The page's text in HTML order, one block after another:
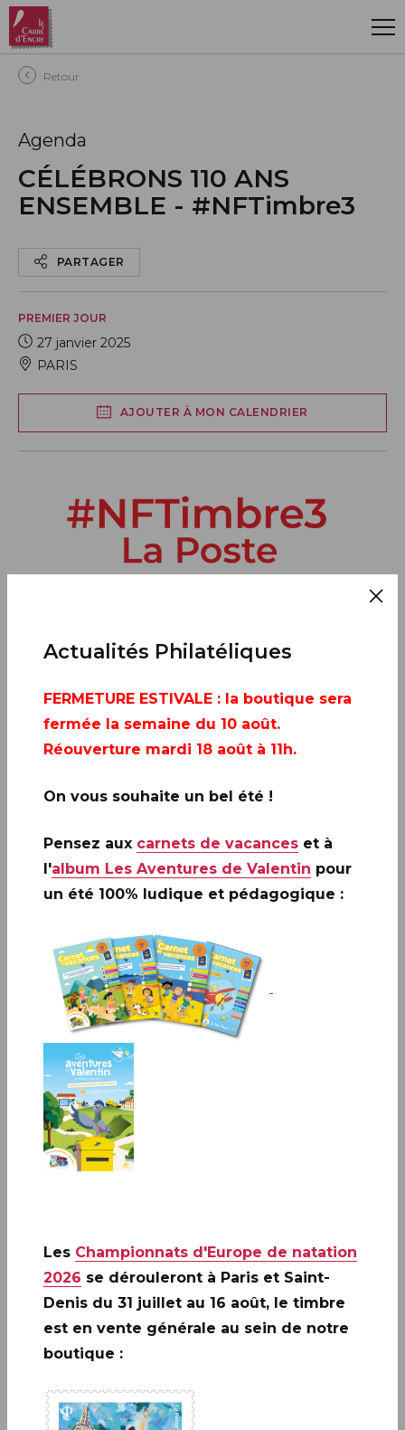
Aller au contenu principal
Retour
Agenda
CÉLÉBRONS 110 ANS
ENSEMBLE - #NFTimbre3
PARTAGER
PREMIER JOUR
27 janvier 2025
PARIS
AJOUTER À MON CALENDRIER
13bis rue des Mathurins, 75009 PARIS
Infos complémentaires : À partir du 27 janvier 2025
il sera vendu exclusivement via la plateforme de La Poste
www.NFTimbre.com
possible au Carré d’Encre, 13bis rue des Mathurins, 75009
PARIS, les jours de rattrapage d’oblitérations, après
réception du bloc de timbre, ainsi qu’au Bureau des
oblitérations Premier Jour – Philaposte – ZI Benoit Frachon
BP 10106 Boulazac 24051 PERIGUEUX CEDEX 9
célébrer un partenariat historique et des
valeurs communes depuis 110 ans. Ce bloc de
timbre NFT avec don est une première
Actualités Philatéliques
FERMETURE ESTIVALE : la boutique sera
fermée la semaine du 10 août.
Réouverture mardi 18 août à 11h.
On vous souhaite un bel été !
Pensez aux carnets de vacances et à
l'album Les Aventures de Valentin pour
un été 100% ludique et pédagogique :
Les Championnats d'Europe de natation
2026 se dérouleront à Paris et Saint-
Denis du 31 juillet au 16 août, le timbre
est en vente générale au sein de notre
boutique :